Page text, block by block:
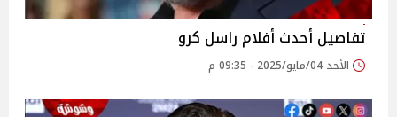
تفاصيل أحدث أفلام راسل كرو
الأحد 04/مايو/2025 - 09:35 م